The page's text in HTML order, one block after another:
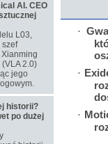
·
·
·
AI. CEO
L03,
szef
2.0)
jego
historii?
po dużej